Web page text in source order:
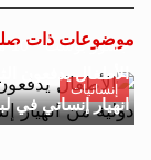
موضوعات ذات
إنسانيات
جسور بوست 10 مارس 2026 - 14:55
الأطفال يدفعون
انهيار إنساني في